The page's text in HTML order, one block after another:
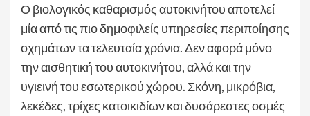
Ο βιολογικός καθαρισμός αυτοκινήτου αποτελεί
μία από τις πιο δημοφιλείς υπηρεσίες περιποίησης
οχημάτων τα τελευταία χρόνια. Δεν αφορά μόνο
την αισθητική του αυτοκινήτου, αλλά και την
υγιεινή του εσωτερικού χώρου. Σκόνη, μικρόβια,
λεκέδες, τρίχες κατοικιδίων και δυσάρεστες οσμές